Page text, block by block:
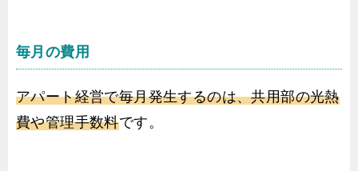
毎月の費用
アパート経営で毎月発生するのは、共用部の光熱
費や管理手数料です。